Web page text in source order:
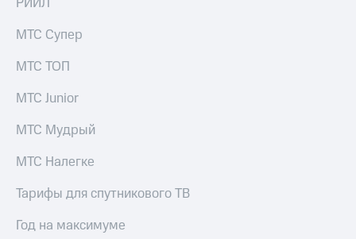
акционера
Акционерный
капитал
Контроль
и
аудит
Рынок
акций
Описание
приобретения
выкупа
МТС Супер
МТС ТОП
МТС Junior
МТС Мудрый
МТС Налегке
Тарифы для спутникового ТВ
Год на максимуме